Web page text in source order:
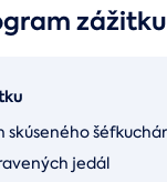
zážitku
skúseného
jedál